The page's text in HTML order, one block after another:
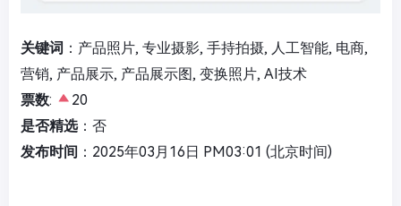
关键词 ：产品照片, 专业摄影, 手持拍摄, 人工智能, 电商,
营销, 产品展示, 产品展示图, 变换照片, AI技术
票数:
20
是否精选：否
发布时间 ：2025年03月16日 PM03:01 (北京时间)